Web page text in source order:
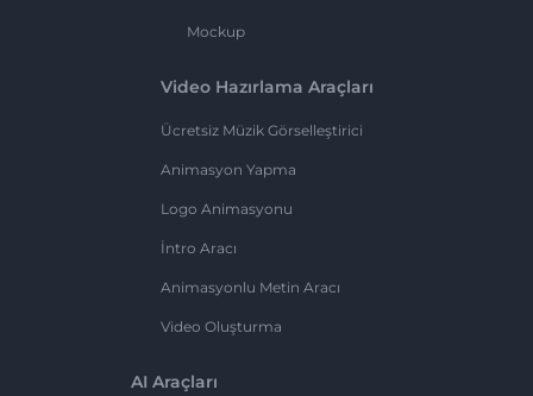
Mockup
Video Hazırlama Araçları
Ücretsiz Müzik Görselleştirici
Animasyon Yapma
Logo Animasyonu
İntro Aracı
Animasyonlu Metin Aracı
Video Oluşturma
AI Araçları